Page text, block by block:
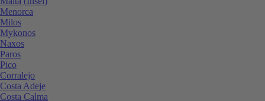
Menorca
Milos
Mykonos
Naxos
Paros
Pico
Corralejo
Costa Adeje
Costa Calma